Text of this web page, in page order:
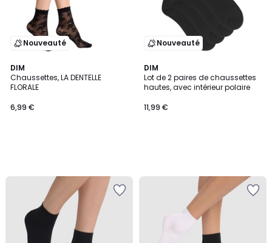
Nouveauté
DIM
Chaussettes, LA DENTELLE
FLORALE
6,99 €
Nouveauté
DIM
Lot de 2 paires de chaussettes
hautes, avec intérieur polaire
11,99 €